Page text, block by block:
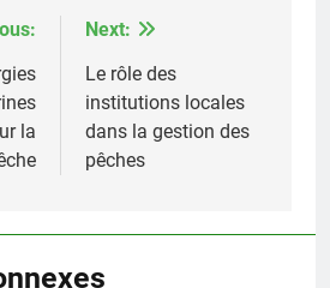
la
Next:
Le rôle des
institutions locales
dans la gestion des
pêches